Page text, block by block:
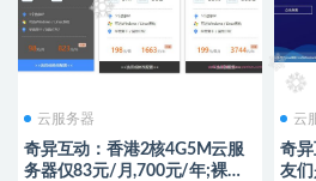
云服务器
奇异互动：香港2核4G5M云服
务器仅83元/月,700元/年;裸金
云
奇异
友们